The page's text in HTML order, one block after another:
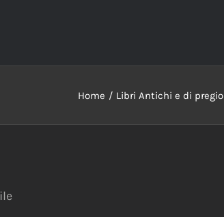
Home Libri Antichi e di pregio